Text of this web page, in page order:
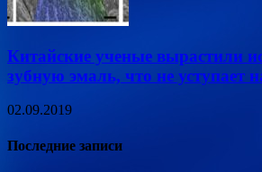
Китайские ученые вырастили
зубную эмаль, что не уступает
02.09.2019
Последние записи